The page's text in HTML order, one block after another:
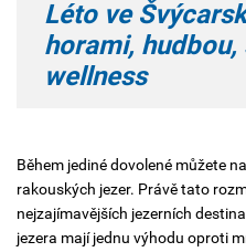
Léto ve
horami,
wellness
Během jediné dovolené můžete
rakouských jezer. Právě tato
nejzajímavějších jezerních
jezera mají jednu výhodu oproti